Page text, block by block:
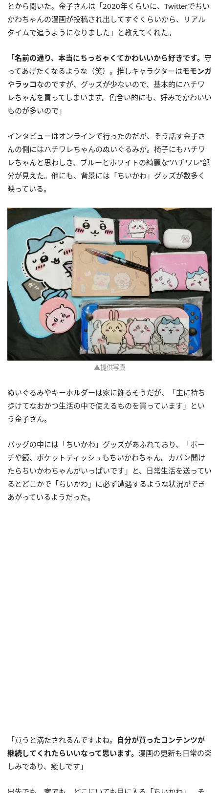
とから聞いた。金子さんは「2020年くらいに、Twitterでちい
かわちゃんの漫画が投稿され出してすぐくらいから、リアル
タイムで追うようになりました」と教えてくれた。
「名前の通り、本当にちっちゃくてかわいいから好きです。 守
ってあげたくなるような（笑）。推しキャラクターはモモンガ
やラッコなのですが、グッズが少ないので、基本的にハチワ
レちゃんを買ってしまいます。色合い的にも、好みでかわいい
ものが多いので」
インタビューはオンラインで行ったのだが、そう話す金子さ
んの側にはハチワレちゃんのぬいぐるみが。椅子にもハチワ
レちゃんと思わしき、ブルーとホワイトの綺麗な“ハチワレ”部
分が見えた。他にも、背景には「ちいかわ」グッズが数多く
映っている。
▲提供写真
ぬいぐるみやキーホルダーは家に飾るそうだが、「主に持ち
歩けてなおかつ生活の中で使えるものを買っています」とい
う金子さん。
バッグの中には「ちいかわ」グッズがあふれており、「ポー
チや鏡、ポケットティッシュもちいかわちゃん。カバン開け
たらちいかわちゃんがいっぱいです」と、日常生活を送ってい
るとどこかで「ちいかわ」に必ず遭遇するような状況ができ
あがっているようだった。
「買うと満たされるんですよね。 自分が買ったコンテンツが
継続してくれたらいいなって思います。 漫画の更新も日常の楽
しみであり、癒しです」